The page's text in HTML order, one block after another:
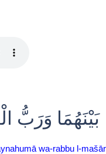
وَرَبُّ
wa-rabbu l-